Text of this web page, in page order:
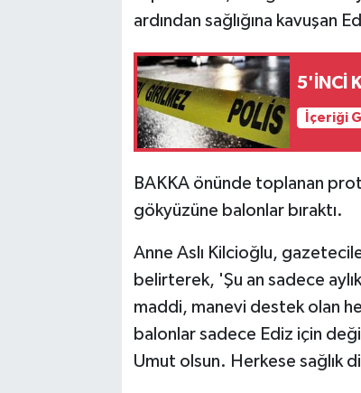
ardından sağlığına kavuşan
5'İNCİ
İçeriği
BAKKA önünde toplanan
gökyüzüne balonlar bıraktı.
Anne Aslı Kilcioğlu,
belirterek, 'Şu an sadece
maddi, manevi destek olan
balonlar sadece Ediz için
Umut olsun. Herkese sağlık